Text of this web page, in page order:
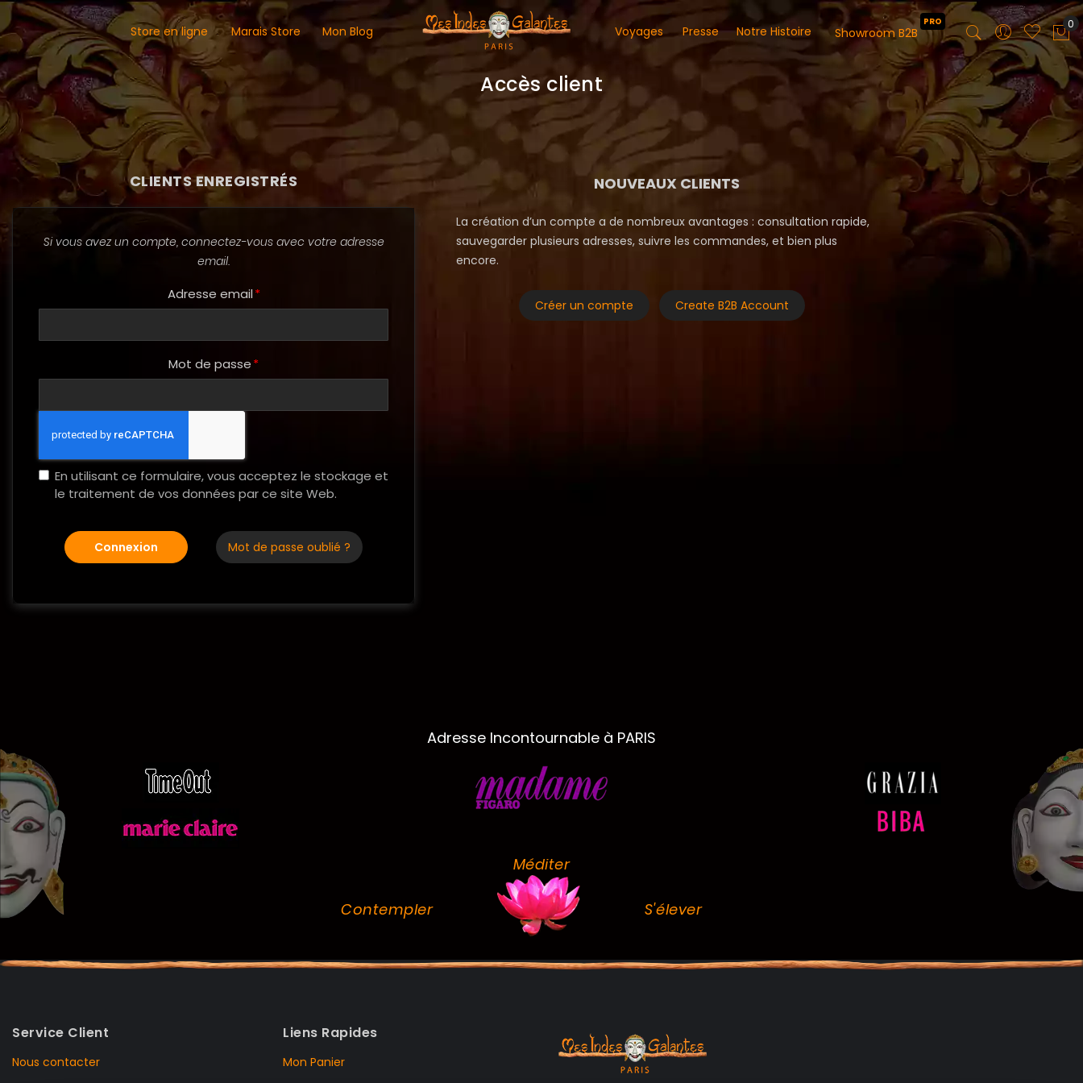
Store en ligne Marais Store Mon Blog Voyages Presse Notre Histoire Showroom B2B
PRO 0
Accès client
CLIENTS ENREGISTRÉS
Si vous avez un compte, connectez-vous avec votre adresse
email.
Adresse email
Mot de passe
En utilisant ce formulaire, vous acceptez le stockage et
le traitement de vos données par ce site Web.
Connexion Mot de passe oublié ?
NOUVEAUX CLIENTS
La création d’un compte a de nombreux avantages : consultation rapide,
sauvegarder plusieurs adresses, suivre les commandes, et bien plus
encore.
Créer un compte Create B2B Account
Adresse Incontournable à PARIS
Méditer
Contempler S'élever
Service Client
Nous contacter
Liens Rapides
Mon Panier